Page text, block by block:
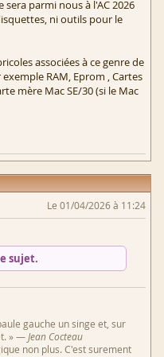
parmi nous à l'AC 2026
ni outils pour le
associées à ce genre de
RAM, Eprom , Cartes
mère Mac SE/30 (si le Mac
Le 01/04/2026 à 11:24
sujet.
gauche un singe et, sur
» — Jean Cocteau
non plus. C'est surement